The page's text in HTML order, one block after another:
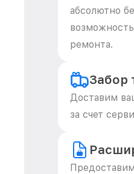
абсолютно
ремонта.
Забор
Доставим
за счет